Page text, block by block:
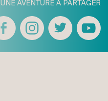
UNE AVENTURE À PARTAGER